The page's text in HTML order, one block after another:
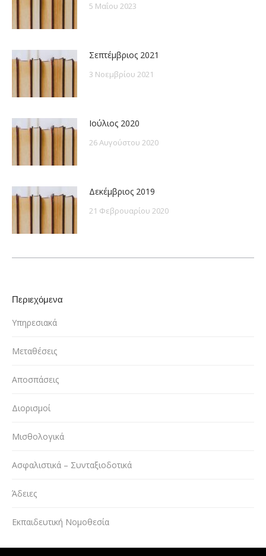
5 Μαΐου 2023
Σεπτέμβριος 2021
3 Νοεμβρίου 2021
Ιούλιος 2020
26 Αυγούστου 2020
Δεκέμβριος 2019
21 Φεβρουαρίου 2020
Περιεχόμενα
Υπηρεσιακά
Μεταθέσεις
Αποσπάσεις
Διορισμοί
Μισθολογικά
Ασφαλιστικά – Συνταξιοδοτικά
Άδειες
Εκπαιδευτική Νομοθεσία